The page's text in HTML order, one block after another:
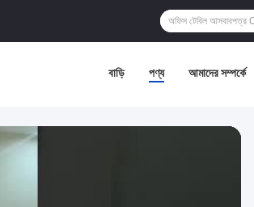
বাড়ি পণ্য আমাদের সম্পর্কে